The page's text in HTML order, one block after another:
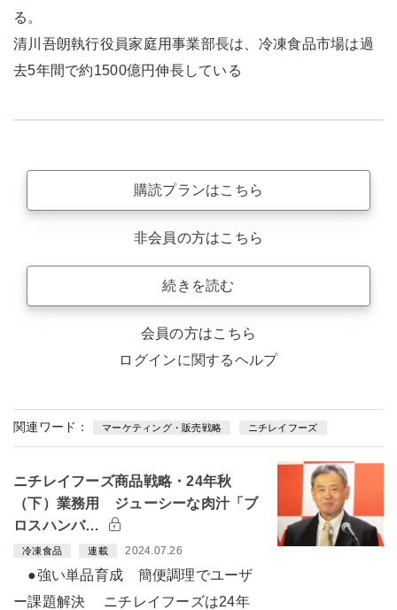
る。
清川吾朗執行役員家庭用事業部長は、冷凍食品市場は過
去5年間で約1500億円伸長している
購読プランはこちら
非会員の方はこちら
続きを読む
会員の方はこちら
ログインに関するヘルプ
関連ワード： マーケティング・販売戦略 ニチレイフーズ
ニチレイフーズ商品戦略・24年秋
（下）業務用 ジューシーな肉汁「ブ
ロスハンバ…
冷凍食品 連載 2024.07.26
●強い単品育成 簡便調理でユーザ
ー課題解決 ニチレイフーズは24年